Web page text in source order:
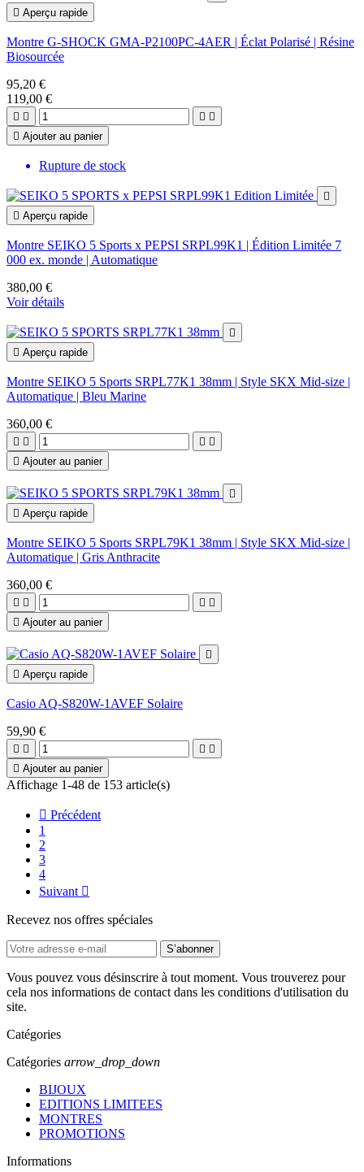
 Aperçu rapide
Montre G-SHOCK GMA-P2100PC-4AER | Éclat Polarisé | Résine
Biosourcée
95,20 €
119,00 €
   
 Ajouter au panier
Rupture de stock

 Aperçu rapide
Montre SEIKO 5 Sports x PEPSI SRPL99K1 | Édition Limitée 7
000 ex. monde | Automatique
380,00 €
Voir détails

 Aperçu rapide
Montre SEIKO 5 Sports SRPL77K1 38mm | Style SKX Mid-size |
Automatique | Bleu Marine
360,00 €
   
 Ajouter au panier

 Aperçu rapide
Montre SEIKO 5 Sports SRPL79K1 38mm | Style SKX Mid-size |
Automatique | Gris Anthracite
360,00 €
   
 Ajouter au panier

 Aperçu rapide
Casio AQ-S820W-1AVEF Solaire
59,90 €
   
 Ajouter au panier
Affichage 1-48 de 153 article(s)
 Précédent
1
2
3
4
Suivant 
Recevez nos offres spéciales
Vous pouvez vous désinscrire à tout moment. Vous trouverez pour
cela nos informations de contact dans les conditions d'utilisation du
site.
Catégories
Catégories arrow_drop_down
BIJOUX
EDITIONS LIMITEES
MONTRES
PROMOTIONS
Informations